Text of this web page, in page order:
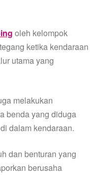
oleh kelompok
ketika kendaraan
utama yang
melakukan
benda yang diduga
dalam kendaraan.
dan benturan yang
berusaha